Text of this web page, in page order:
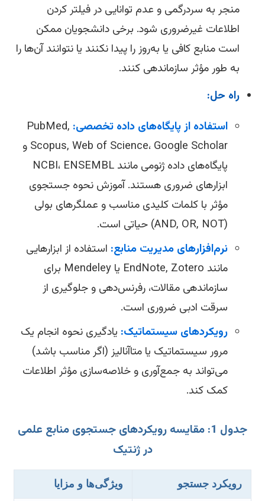
منجر به سردرگمی و عدم توانایی در فیلتر کردن
اطلاعات غیرضروری شود. برخی دانشجویان ممکن
است منابع کافی یا به‌روز را پیدا نکنند یا نتوانند آن‌ها را
به طور مؤثر سازماندهی کنند.
راه حل:
استفاده از پایگاه‌های داده تخصصی:PubMed,
Scopus, Web of Science، Google Scholar و
پایگاه‌های داده ژنومی مانند NCBI، ENSEMBL
ابزارهای ضروری هستند. آموزش نحوه جستجوی
مؤثر با کلمات کلیدی مناسب و عملگرهای بولی
نرم‌افزارهای مدیریت منابع:استفاده از ابزارهایی
مانند EndNote, Zotero یا Mendeley برای
سازماندهی مقالات، رفرنس‌دهی و جلوگیری از
سرقت ادبی ضروری است.
رویکردهای سیستماتیک:یادگیری نحوه انجام یک
مرور سیستماتیک یا متاآنالیز (اگر مناسب باشد)
می‌تواند به جمع‌آوری و خلاصه‌سازی مؤثر اطلاعات
کمک کند.
جدول 1: مقایسه رویکردهای جستجوی منابع علمی
در ژنتیک
رویکرد جستجو ویژگی‌ها و مزایا